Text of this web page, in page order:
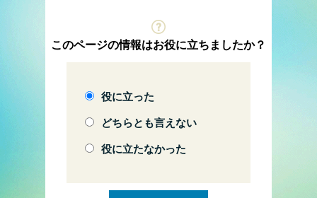
このページの情報はお役に立ちましたか？
役に立った
どちらとも言えない
役に立たなかった